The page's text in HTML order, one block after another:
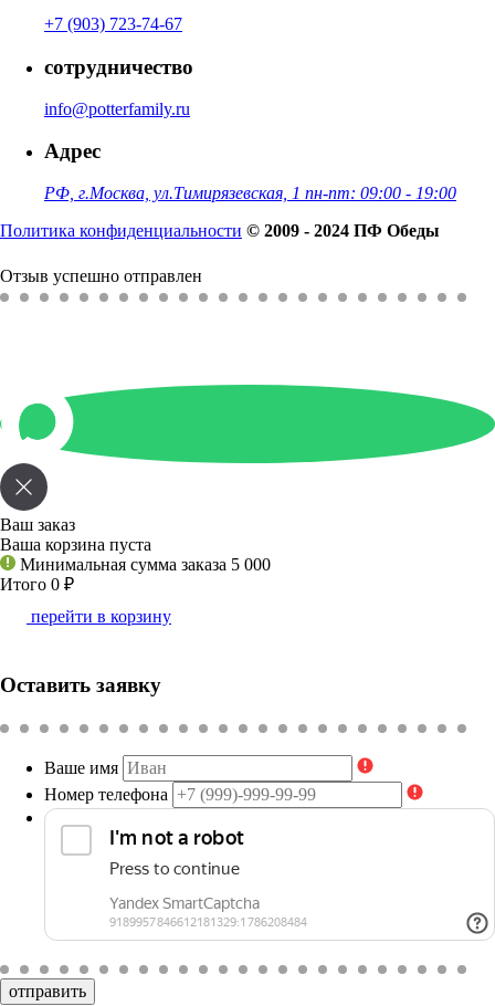
+7 (903) 723-74-67
сотрудничество
info@potterfamily.ru
Адрес
РФ, г.Москва, ул.Тимирязевская, 1 пн-пт: 09:00 - 19:00
Политика конфиденциальности © 2009 - 2024 ПФ Обеды
Отзыв успешно отправлен
Ваш заказ
Ваша корзина пуста
Минимальная сумма заказа 5 000
Итого 0 ₽
перейти в корзину
Оставить заявку
Ваше имя
Номер телефона
отправить